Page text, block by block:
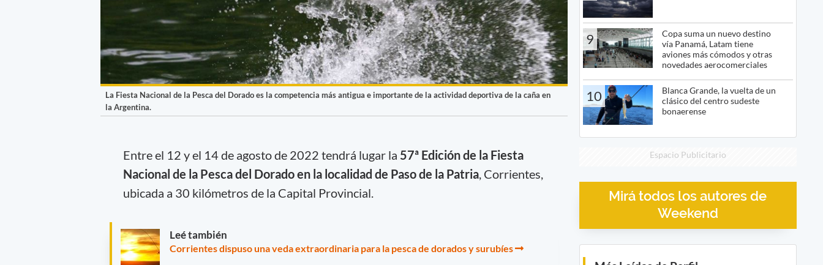
La Fiesta Nacional de la Pesca del Dorado es la competencia más antigua e importante de la actividad deportiva de la caña en
la Argentina.
Entre el 12 y el 14 de agosto de 2022 tendrá lugar la 57ª Edición de la Fiesta
Nacional de la Pesca del Dorado en la localidad de Paso de la Patria, Corrientes,
ubicada a 30 kilómetros de la Capital Provincial.
Leé también
Corrientes dispuso una veda extraordinaria para la pesca de dorados y surubíes
9
Copa suma un nuevo destino
vía Panamá, Latam tiene
aviones más cómodos y otras
novedades aerocomerciales
10
Blanca Grande, la vuelta de un
clásico del centro sudeste
bonaerense
Espacio Publicitario
Mirá todos los autores de
Weekend